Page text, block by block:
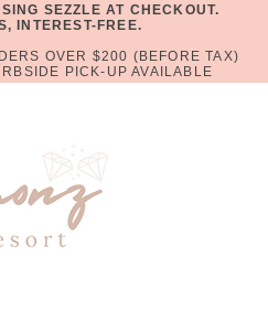
SEZZLE AT CHECKOUT.
INTEREST-FREE.
OVER $200 (BEFORE TAX)
PICK-UP AVAILABLE